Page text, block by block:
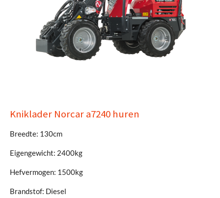
Kniklader Norcar a7240 huren
Breedte: 130cm
Eigengewicht: 2400kg
Hefvermogen: 1500kg
Brandstof: Diesel